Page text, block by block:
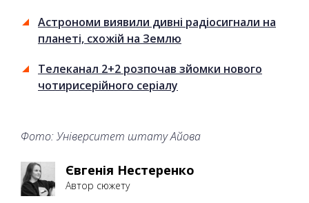
Астрономи виявили дивні радіосигнали на
планеті, схожій на Землю
Телеканал 2+2 розпочав зйомки нового
чотирисерійного серіалу
Фото: Університет штату Айова
Євгенія Нестеренко
Автор сюжету